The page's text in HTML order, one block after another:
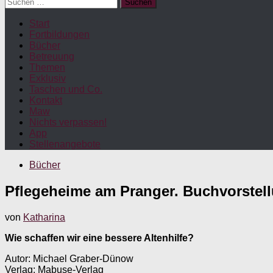
nach:
Start
Fortbildungen
Bücher
Betreuung
Themen
Exklusiv
Taschen und Co.
Kontakt
Maw
Nichts verpassen!
App
Stellenangebote
Bücher
Pflegeheime am Pranger.
von Katharina
Wie schaffen wir eine bessere Altenhilfe?
Autor: Michael Graber-Dünow
Verlag: Mabuse-Verlag